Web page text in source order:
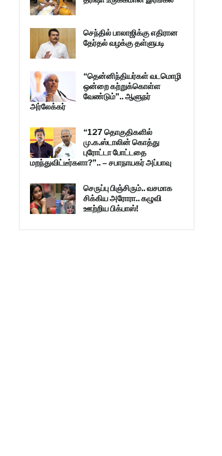
செந்தில் பாலாஜிக்கு எதிரான
தேர்தல் வழக்கு தள்ளுபடி
“தென்னிந்தியர்கள் வடமொழி
ஒன்றை கற்றுக்கொள்ள
வேண்டும்”.. ஆளுநர்
அர்லேக்கர்
“127 தொகுதிகளில்
மு.க.ஸ்டாலின் கொத்து
புரோட்டா போட்டதை
மறந்துவிட்டீர்களா?”.. – சபாநாயகர் அப்பாவு
செருப்பு பிஞ்சிரும்.. வசமாக
சிக்கிய அரோரா.. கழுவி
ஊற்றிய பிக்பாஸ்!